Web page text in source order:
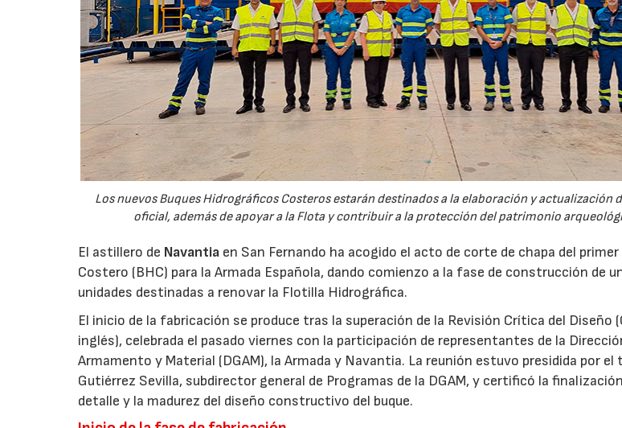
Los nuevos Buques Hidrográficos Costeros estarán destinados a la elaboración y actualización
oficial, además de apoyar a la Flota y contribuir a la protección del patrimonio
El astillero de Navantia en San Fernando ha acogido el acto de corte de chapa del
Costero (BHC) para la Armada Española, dando comienzo a la fase de construcción de
unidades destinadas a renovar la Flotilla Hidrográfica.
El inicio de la fabricación se produce tras la superación de la Revisión Crítica del Diseño
inglés), celebrada el pasado viernes con la participación de representantes de la
Armamento y Material (DGAM), la Armada y Navantia. La reunión estuvo presidida por el
Gutiérrez Sevilla, subdirector general de Programas de la DGAM, y certificó la
detalle y la madurez del diseño constructivo del buque.